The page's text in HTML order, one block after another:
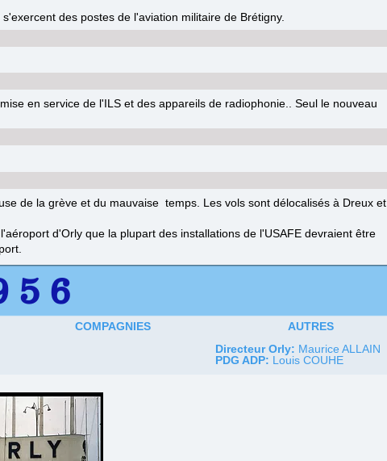
des postes de l'aviation militaire de Brétigny.
en service de l'ILS et des appareils de radiophonie.. Seul le nouveau
de la grève et du mauvaise temps. Les vols sont délocalisés à Dreux et
d'Orly que la plupart des installations de l'USAFE devraient être
5 6
COMPAGNIES
AUTRES
Directeur Orly: Maurice ALLAIN
PDG ADP: Louis COUHE